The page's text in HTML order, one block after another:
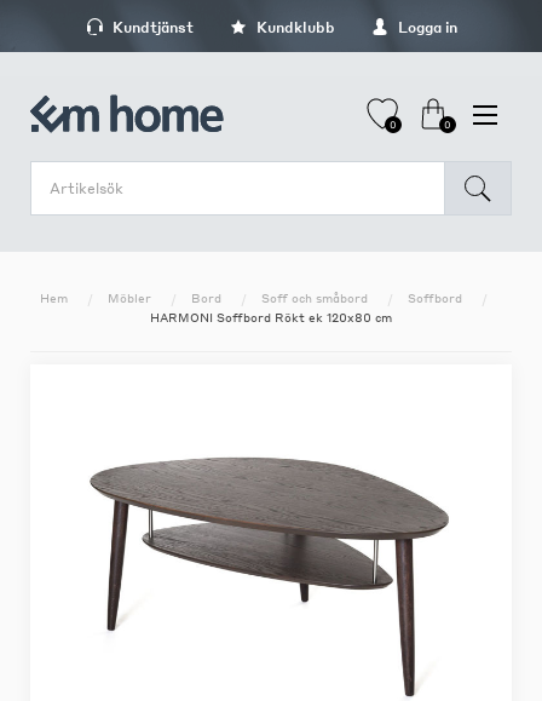
Kundtjänst Kundklubb Logga in
0 0
Hem Möbler Bord Soff och småbord
Soffbord
HARMONI Soffbord Rökt ek 120x80 cm